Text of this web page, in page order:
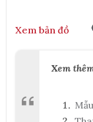
Xem bản đồ
Xem